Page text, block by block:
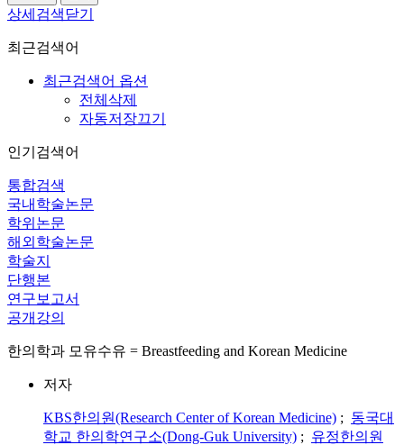
상세검색닫기
최근검색어
최근검색어 옵션
전체삭제
자동저장끄기
인기검색어
통합검색
국내학술논문
학위논문
해외학술논문
학술지
단행본
연구보고서
공개강의
한의학과 모유수유 = Breastfeeding and Korean Medicine
저자
KBS한의원(Research Center of Korean Medicine) ; 동국대
학교 한의학연구소(Dong-Guk University) ; 유정한의원